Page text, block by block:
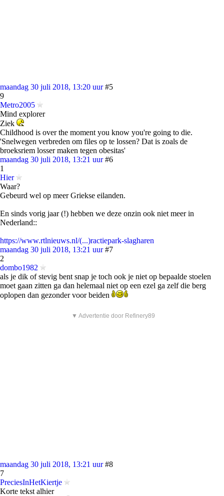
maandag 30 juli 2018, 13:20 uur #5
9
Metro2005
Mind explorer
Ziek
Childhood is over the moment you know you're going to die.
'Snelwegen verbreden om files op te lossen? Dat is zoals de
broeksriem losser maken tegen obesitas'
maandag 30 juli 2018, 13:21 uur #6
1
Hier
Waar?
Gebeurd wel op meer Griekse eilanden.
En sinds vorig jaar (!) hebben we deze onzin ook niet meer in
Nederland::
https://www.rtlnieuws.nl/(...)ractiepark-slagharen
maandag 30 juli 2018, 13:21 uur #7
2
dombo1982
als je dik of stevig bent snap je toch ook je niet op bepaalde stoelen
moet gaan zitten ga dan helemaal niet op een ezel ga zelf die berg
oplopen dan gezonder voor beiden
▼ Advertentie door Refinery89
maandag 30 juli 2018, 13:21 uur #8
7
PreciesInHetKiertje
Korte tekst alhier